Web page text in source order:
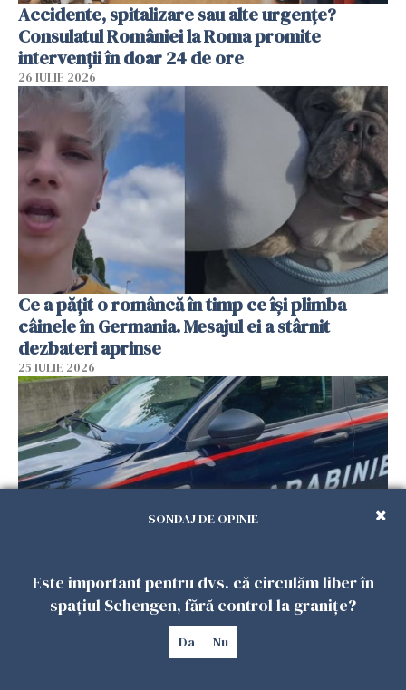
Accidente, spitalizare sau alte urgențe?
Consulatul României la Roma promite
intervenții în doar 24 de ore
26 IULIE 2026
Ce a pățit o româncă în timp ce își plimba
câinele în Germania. Mesajul ei a stârnit
dezbateri aprinse
25 IULIE 2026
Româncă din Italia, acuzată că și-a lăsat copiii
singuri în casă pentru a merge la mall. Vecinii
SONDAJ DE OPINIE
Este important pentru dvs. că circulăm liber în
spațiul Schengen, fără control la granițe?
Da Nu